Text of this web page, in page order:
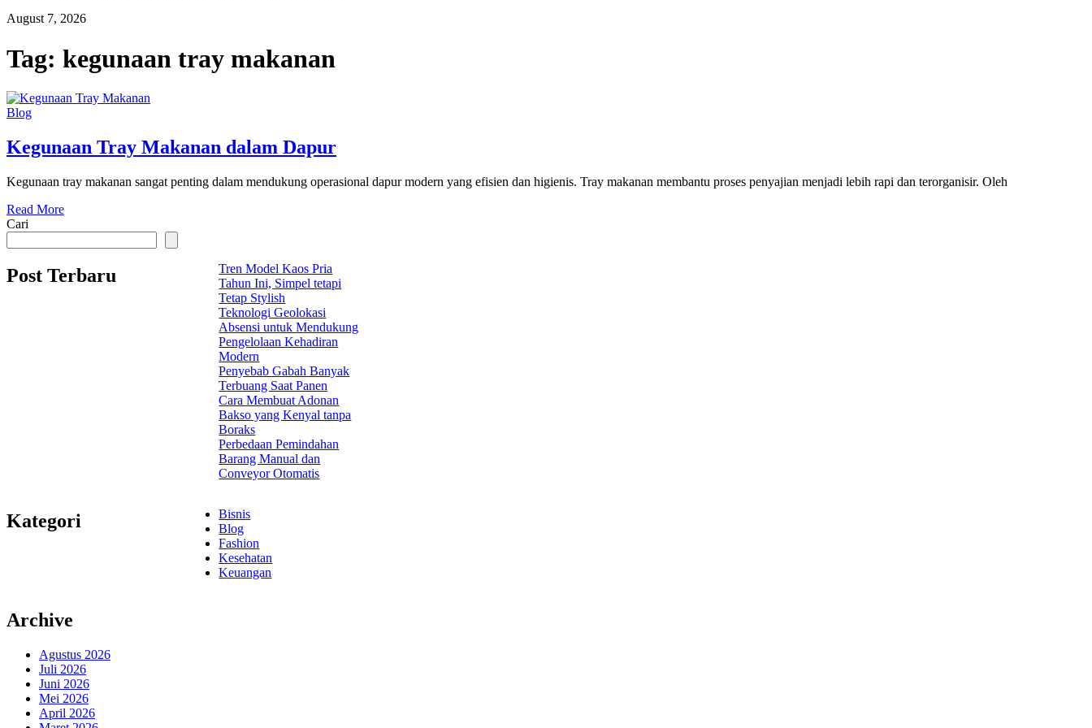
August 7, 2026
Tag: kegunaan tray makanan
Blog
Kegunaan Tray Makanan dalam Dapur
Kegunaan tray makanan sangat penting dalam mendukung operasional dapur modern yang efisien dan higienis. Tray makanan membantu proses penyajian menjadi lebih rapi dan terorganisir. Oleh
Read More
Cari
Post Terbaru
Tren Model Kaos Pria
Tahun Ini, Simpel tetapi
Tetap Stylish
Teknologi Geolokasi
Absensi untuk Mendukung
Pengelolaan Kehadiran
Modern
Penyebab Gabah Banyak
Terbuang Saat Panen
Cara Membuat Adonan
Bakso yang Kenyal tanpa
Boraks
Perbedaan Pemindahan
Barang Manual dan
Conveyor Otomatis
Kategori
Bisnis
Blog
Fashion
Kesehatan
Keuangan
Archive
Agustus 2026
Juli 2026
Juni 2026
Mei 2026
April 2026